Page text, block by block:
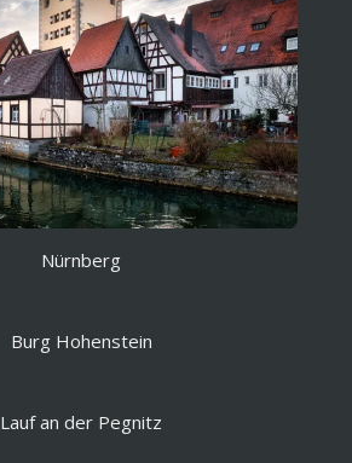
Nürnberg
Burg Hohenstein
Lauf an der Pegnitz